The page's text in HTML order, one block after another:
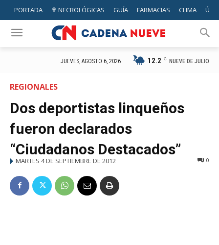
PORTADA ✟ NECROLÓGICAS GUÍA FARMACIAS CLIMA
JUEVES, AGOSTO 6, 2026 12.2 C NUEVE DE JULIO
REGIONALES
Dos deportistas linqueños
fueron declarados
“Ciudadanos Destacados”
MARTES 4 DE SEPTIEMBRE DE 2012 0